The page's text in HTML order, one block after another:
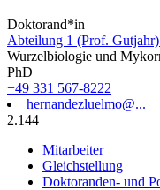
Doktorand*in
Abteilung 1 (Prof.
Wurzelbiologie und
PhD
+49 331 567-8222
hernandezluelmo@...
2.144
Mitarbeiter
Gleichstellung
Doktoranden- und